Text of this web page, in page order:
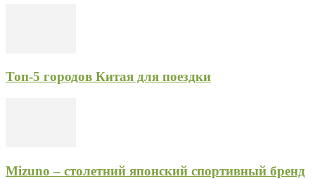
Топ-5 городов Китая для поездки
Mizuno – столетний японский спортивный бренд